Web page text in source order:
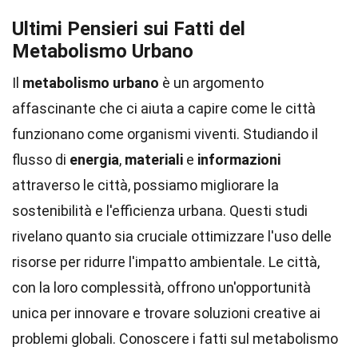
Ultimi Pensieri sui Fatti del
Metabolismo Urbano
Il metabolismo urbano è un argomento
affascinante che ci aiuta a capire come le città
funzionano come organismi viventi. Studiando il
flusso di energia, materiali e informazioni
attraverso le città, possiamo migliorare la
sostenibilità e l'efficienza urbana. Questi studi
rivelano quanto sia cruciale ottimizzare l'uso delle
risorse per ridurre l'impatto ambientale. Le città,
con la loro complessità, offrono un'opportunità
unica per innovare e trovare soluzioni creative ai
problemi globali. Conoscere i fatti sul metabolismo